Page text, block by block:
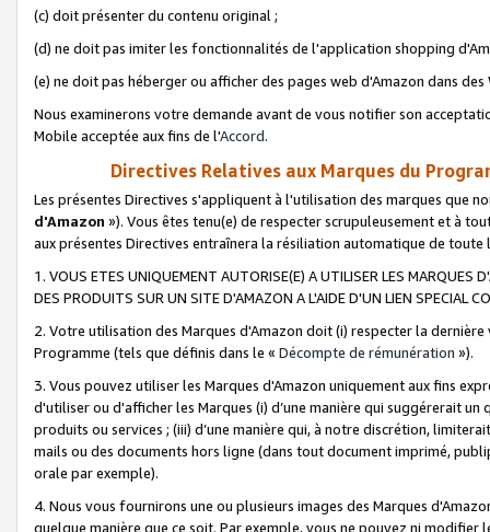
(c) doit présenter du contenu original ;
(d) ne doit pas imiter les fonctionnalités de l'application shopping
(e) ne doit pas héberger ou afficher des pages web d'Amazon dans
Nous examinerons votre demande avant de vous notifier son
Mobile acceptée aux fins de l'Accord.
Directives Relatives aux Marques du
Les présentes Directives s'appliquent à l'utilisation des marques que
d'Amazon »). Vous êtes tenu(e) de respecter scrupuleusement et à
aux présentes Directives entraînera la résiliation automatique de
1. VOUS ETES UNIQUEMENT AUTORISE(E) A UTILISER LES MARQUES
DES PRODUITS SUR UN SITE D'AMAZON A L'AIDE D'UN LIEN SPECIAL
2. Votre utilisation des Marques d'Amazon doit (i) respecter la
Programme (tels que définis dans le « Décompte de rémunération »).
3. Vous pouvez utiliser les Marques d'Amazon uniquement aux fins
d'utiliser ou d'afficher les Marques (i) d’une manière qui suggérerait
produits ou services ; (iii) d’une manière qui, à notre discrétion,
mails ou des documents hors ligne (dans tout document imprimé,
orale par exemple).
4. Nous vous fournirons une ou plusieurs images des Marques
quelque manière que ce soit. Par exemple, vous ne pouvez ni